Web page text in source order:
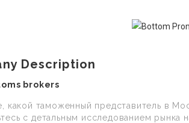
Description
brokers
какой таможенный представитель в
с детальным исследованием